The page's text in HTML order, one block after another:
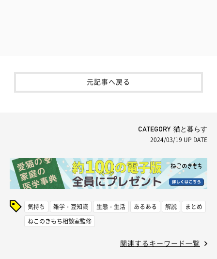
元記事へ戻る
CATEGORY 猫と暮らす
2024/03/19 UP DATE
気持ち 雑学・豆知識 生態・生活 あるある 解説
まとめ
ねこのきもち相談室監修
関連するキーワード一覧